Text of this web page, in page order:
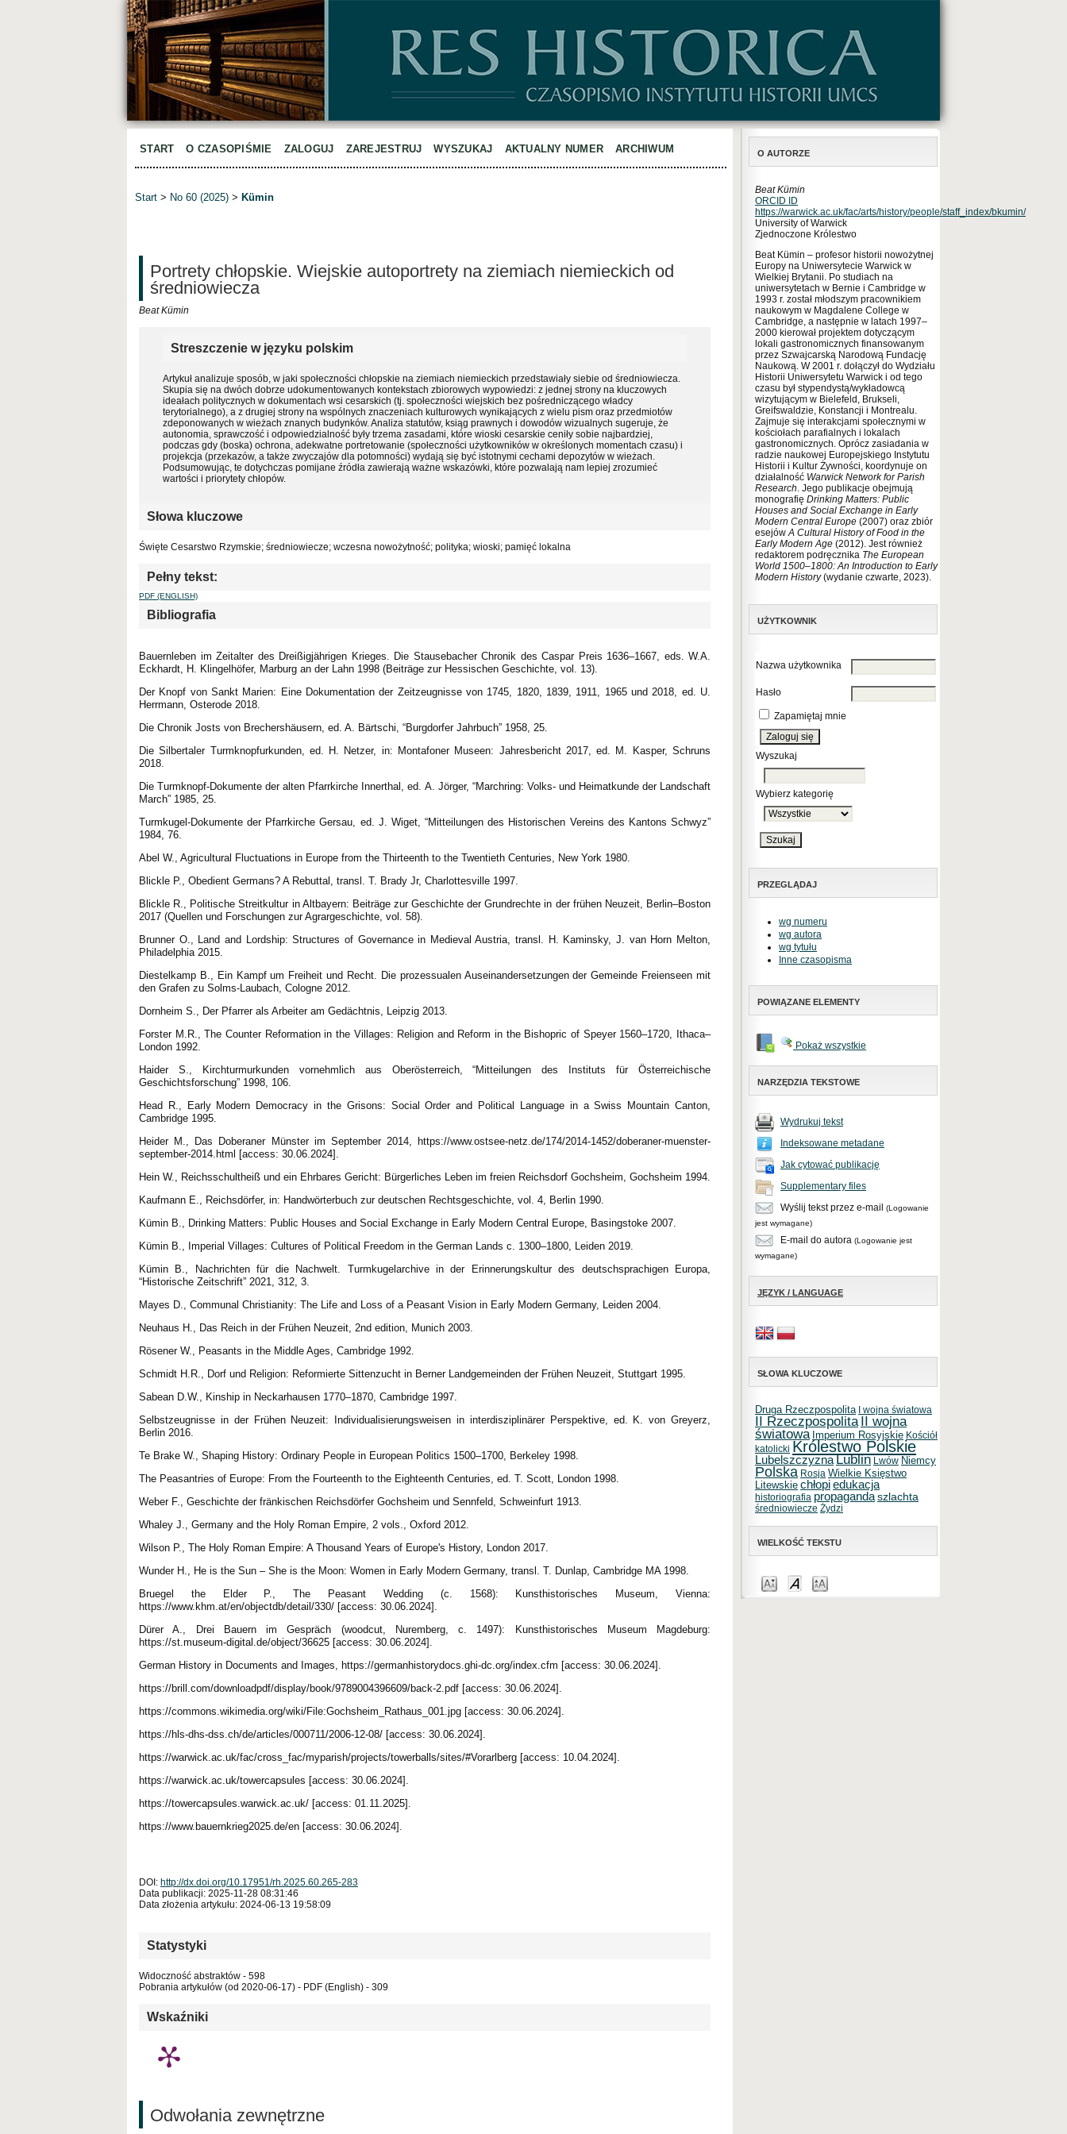
O AUTORZE
Beat Kümin
ORCID ID
https://warwick.ac.uk/fac/arts/history/people/staff_index/bkumin/
University of Warwick
Zjednoczone Królestwo
Beat Kümin – profesor historii nowożytnej
Europy na Uniwersytecie Warwick w
Wielkiej Brytanii. Po studiach na
uniwersytetach w Bernie i Cambridge w
1993 r. został młodszym pracownikiem
naukowym w Magdalene College w
Cambridge, a następnie w latach 1997–
2000 kierował projektem dotyczącym
lokali gastronomicznych finansowanym
przez Szwajcarską Narodową Fundację
Naukową. W 2001 r. dołączył do Wydziału
Historii Uniwersytetu Warwick i od tego
czasu był stypendystą/wykładowcą
wizytującym w Bielefeld, Brukseli,
Greifswaldzie, Konstancji i Montrealu.
Zajmuje się interakcjami społecznymi w
kościołach parafialnych i lokalach
gastronomicznych. Oprócz zasiadania w
radzie naukowej Europejskiego Instytutu
Historii i Kultur Żywności, koordynuje on
działalność Warwick Network for Parish
Research. Jego publikacje obejmują
monografię Drinking Matters: Public
Houses and Social Exchange in Early
Modern Central Europe (2007) oraz zbiór
esejówA Cultural History of Food in the
Early Modern Age (2012). Jest również
redaktorem podręcznika The European
World 1500–1800: An Introduction to Early
Modern History(wydanie czwarte, 2023).
UŻYTKOWNIK
Nazwa użytkownika
Hasło
Zapamiętaj mnie
Wyszukaj
Wybierz kategorię
PRZEGLĄDAJ
wg numeru
wg autora
wg tytułu
Inne czasopisma
POWIĄZANE ELEMENTY
Pokaż wszystkie
NARZĘDZIA TEKSTOWE
Wydrukuj tekst
Indeksowane metadane
Jak cytować publikację
Supplementary files
Wyślij tekst przez e-mail
(Logowanie
jest wymagane)
E-mail do autora (Logowanie jest
wymagane)
JĘZYK / LANGUAGE
SŁOWA KLUCZOWE
Druga Rzeczpospolita I wojna światowa
II Rzeczpospolita II wojna
światowa Imperium Rosyjskie Kościół
katolicki Królestwo Polskie
LubelszczyznaLublin Lwów Niemcy
Polska Rosja Wielkie Księstwo
Litewskie chłopiedukacja
historiografia propagandaszlachta
średniowiecze Żydzi
WIELKOŚĆ TEKSTU
START O CZASOPIŚMIE ZALOGUJ ZAREJESTRUJ WYSZUKAJ AKTUALNY NUMER ARCHIWUM
Start > No 60 (2025) > Kümin
Portrety chłopskie. Wiejskie autoportrety na ziemiach niemieckich od
średniowiecza
Beat Kümin
Streszczenie w języku polskim
Artykuł analizuje sposób, w jaki społeczności chłopskie na ziemiach niemieckich przedstawiały siebie od średniowiecza.
Skupia się na dwóch dobrze udokumentowanych kontekstach zbiorowych wypowiedzi: z jednej strony na kluczowych
ideałach politycznych w dokumentach wsi cesarskich (tj. społeczności wiejskich bez pośredniczącego władcy
terytorialnego), a z drugiej strony na wspólnych znaczeniach kulturowych wynikających z wielu pism oraz przedmiotów
zdeponowanych w wieżach znanych budynków. Analiza statutów, ksiąg prawnych i dowodów wizualnych sugeruje, że
autonomia, sprawczość i odpowiedzialność były trzema zasadami, które wioski cesarskie ceniły sobie najbardziej,
podczas gdy (boska) ochrona, adekwatne portretowanie (społeczności użytkowników w określonych momentach czasu) i
projekcja (przekazów, a także zwyczajów dla potomności) wydają się być istotnymi cechami depozytów w wieżach.
Podsumowując, te dotychczas pomijane źródła zawierają ważne wskazówki, które pozwalają nam lepiej zrozumieć
wartości i priorytety chłopów.
Słowa kluczowe
Święte Cesarstwo Rzymskie; średniowiecze; wczesna nowożytność; polityka; wioski; pamięć lokalna
Pełny tekst:
PDF (ENGLISH)
Bibliografia
Bauernleben im Zeitalter des Dreißigjährigen Krieges. Die Stausebacher Chronik des Caspar Preis 1636–1667, eds. W.A.
Eckhardt, H. Klingelhöfer, Marburg an der Lahn 1998 (Beiträge zur Hessischen Geschichte, vol. 13).
Der Knopf von Sankt Marien: Eine Dokumentation der Zeitzeugnisse von 1745, 1820, 1839, 1911, 1965 und 2018, ed. U.
Herrmann, Osterode 2018.
Die Chronik Josts von Brechershäusern, ed. A. Bärtschi, “Burgdorfer Jahrbuch” 1958, 25.
Die Silbertaler Turmknopfurkunden, ed. H. Netzer, in: Montafoner Museen: Jahresbericht 2017, ed. M. Kasper, Schruns
2018.
Die Turmknopf-Dokumente der alten Pfarrkirche Innerthal, ed. A. Jörger, “Marchring: Volks- und Heimatkunde der Landschaft
March” 1985, 25.
Turmkugel-Dokumente der Pfarrkirche Gersau, ed. J. Wiget, “Mitteilungen des Historischen Vereins des Kantons Schwyz”
1984, 76.
Abel W., Agricultural Fluctuations in Europe from the Thirteenth to the Twentieth Centuries, New York 1980.
Blickle P., Obedient Germans? A Rebuttal, transl. T. Brady Jr, Charlottesville 1997.
Blickle R., Politische Streitkultur in Altbayern: Beiträge zur Geschichte der Grundrechte in der frühen Neuzeit, Berlin–Boston
2017 (Quellen und Forschungen zur Agrargeschichte, vol. 58).
Brunner O., Land and Lordship: Structures of Governance in Medieval Austria, transl. H. Kaminsky, J. van Horn Melton,
Philadelphia 2015.
Diestelkamp B., Ein Kampf um Freiheit und Recht. Die prozessualen Auseinandersetzungen der Gemeinde Freienseen mit
den Grafen zu Solms-Laubach, Cologne 2012.
Dornheim S., Der Pfarrer als Arbeiter am Gedächtnis, Leipzig 2013.
Forster M.R., The Counter Reformation in the Villages: Religion and Reform in the Bishopric of Speyer 1560–1720, Ithaca–
London 1992.
Haider S., Kirchturmurkunden vornehmlich aus Oberösterreich, “Mitteilungen des Instituts für Österreichische
Geschichtsforschung” 1998, 106.
Head R., Early Modern Democracy in the Grisons: Social Order and Political Language in a Swiss Mountain Canton,
Cambridge 1995.
Heider M., Das Doberaner Münster im September 2014, https://www.ostsee-netz.de/174/2014-1452/doberaner-muenster-
september-2014.html [access: 30.06.2024].
Hein W., Reichsschultheiß und ein Ehrbares Gericht: Bürgerliches Leben im freien Reichsdorf Gochsheim, Gochsheim 1994.
Kaufmann E., Reichsdörfer, in: Handwörterbuch zur deutschen Rechtsgeschichte, vol. 4, Berlin 1990.
Kümin B., Drinking Matters: Public Houses and Social Exchange in Early Modern Central Europe, Basingstoke 2007.
Kümin B., Imperial Villages: Cultures of Political Freedom in the German Lands c. 1300–1800, Leiden 2019.
Kümin B., Nachrichten für die Nachwelt. Turmkugelarchive in der Erinnerungskultur des deutschsprachigen Europa,
“Historische Zeitschrift” 2021, 312, 3.
Mayes D., Communal Christianity: The Life and Loss of a Peasant Vision in Early Modern Germany, Leiden 2004.
Neuhaus H., Das Reich in der Frühen Neuzeit, 2nd edition, Munich 2003.
Rösener W., Peasants in the Middle Ages, Cambridge 1992.
Schmidt H.R., Dorf und Religion: Reformierte Sittenzucht in Berner Landgemeinden der Frühen Neuzeit, Stuttgart 1995.
Sabean D.W., Kinship in Neckarhausen 1770–1870, Cambridge 1997.
Selbstzeugnisse in der Frühen Neuzeit: Individualisierungsweisen in interdisziplinärer Perspektive, ed. K. von Greyerz,
Berlin 2016.
Te Brake W., Shaping History: Ordinary People in European Politics 1500–1700, Berkeley 1998.
The Peasantries of Europe: From the Fourteenth to the Eighteenth Centuries, ed. T. Scott, London 1998.
Weber F., Geschichte der fränkischen Reichsdörfer Gochsheim und Sennfeld, Schweinfurt 1913.
Whaley J., Germany and the Holy Roman Empire, 2 vols., Oxford 2012.
Wilson P., The Holy Roman Empire: A Thousand Years of Europe's History, London 2017.
Wunder H., He is the Sun – She is the Moon: Women in Early Modern Germany, transl. T. Dunlap, Cambridge MA 1998.
Bruegel the Elder P., The Peasant Wedding (c. 1568): Kunsthistorisches Museum, Vienna:
https://www.khm.at/en/objectdb/detail/330/ [access: 30.06.2024].
Dürer A., Drei Bauern im Gespräch (woodcut, Nuremberg, c. 1497): Kunsthistorisches Museum Magdeburg:
https://st.museum-digital.de/object/36625 [access: 30.06.2024].
German History in Documents and Images, https://germanhistorydocs.ghi-dc.org/index.cfm [access: 30.06.2024].
https://brill.com/downloadpdf/display/book/9789004396609/back-2.pdf [access: 30.06.2024].
https://commons.wikimedia.org/wiki/File:Gochsheim_Rathaus_001.jpg [access: 30.06.2024].
https://hls-dhs-dss.ch/de/articles/000711/2006-12-08/ [access: 30.06.2024].
https://warwick.ac.uk/fac/cross_fac/myparish/projects/towerballs/sites/#Vorarlberg [access: 10.04.2024].
https://warwick.ac.uk/towercapsules [access: 30.06.2024].
https://towercapsules.warwick.ac.uk/ [access: 01.11.2025].
https://www.bauernkrieg2025.de/en [access: 30.06.2024].
DOI: http://dx.doi.org/10.17951/rh.2025.60.265-283
Data publikacji: 2025-11-28 08:31:46
Data złożenia artykułu: 2024-06-13 19:58:09
Statystyki
Widoczność abstraktów - 598
Pobrania artykułów (od 2020-06-17) - PDF (English) - 309
Wskaźniki
Odwołania zewnętrzne